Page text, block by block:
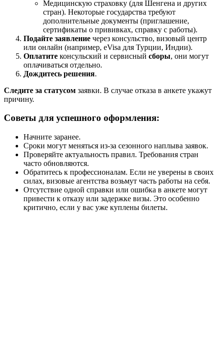
Медицинскую страховку (для Шенгена и других
стран). Некоторые государства требуют
дополнительные документы (приглашение,
сертификаты о прививках, справку с работы).
Подайте заявление через консульство, визовый центр
или онлайн (например, eVisa для Турции, Индии).
Оплатите консульский и сервисный сборы, они могут
оплачиваться отдельно.
Дождитесь решения.
Следите за статусом заявки. В случае отказа в анкете укажут
причину.
Советы для успешного оформления:
Начните заранее.
Сроки могут меняться из-за сезонного наплыва заявок.
Проверяйте актуальность правил. Требования стран
часто обновляются.
Обратитесь к профессионалам. Если не уверены в своих
силах, визовые агентства возьмут часть работы на себя.
Отсутствие одной справки или ошибка в анкете могут
привести к отказу или задержке визы. Это особенно
критично, если у вас уже куплены билеты.